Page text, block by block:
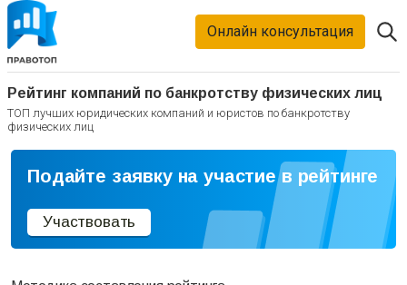
Рейтинг компаний по банкротству физических лиц
ТОП лучших юридических компаний и юристов по банкротству
физических лиц
Онлайн консультация
Подайте заявку на участие в рейтинге
Участвовать